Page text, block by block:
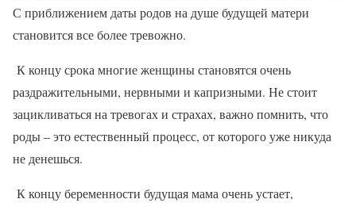
С приближением даты родов на душе будущей матери
становится все более тревожно.
К концу срока многие женщины становятся очень
раздражительными, нервными и капризными. Не стоит
зацикливаться на тревогах и страхах, важно помнить, что
роды – это естественный процесс, от которого уже никуда
не денешься.
К концу беременности будущая мама очень устает,